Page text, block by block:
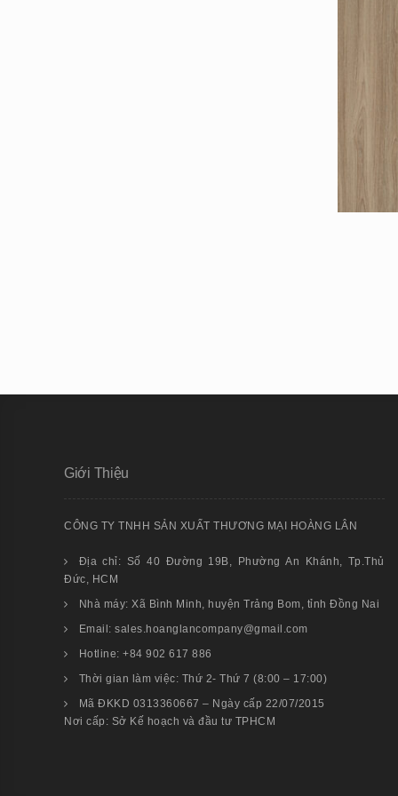
Giới Thiệu
CÔNG TY TNHH SẢN XUẤT THƯƠNG MẠI HOÀNG LÂN
Địa chỉ: Số 40 Đường 19B, Phường An Khánh, Tp.Thủ
Đức, HCM
Nhà máy: Xã Bình Minh, huyện Trảng Bom, tỉnh Đồng Nai
Email: sales.hoanglancompany@gmail.com
Hotline: +84 902 617 886
Thời gian làm việc: Thứ 2- Thứ 7 (8:00 – 17:00)
Mã ĐKKD 0313360667 – Ngày cấp 22/07/2015
Nơi cấp: Sở Kế hoạch và đầu tư TPHCM